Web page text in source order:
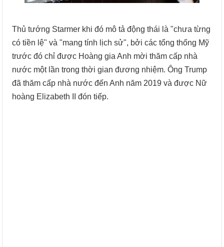
Thủ tướng Starmer khi đó mô tả động thái là "chưa từng
có tiền lệ" và "mang tính lịch sử", bởi các tổng thống Mỹ
trước đó chỉ được Hoàng gia Anh mời thăm cấp nhà
nước một lần trong thời gian đương nhiệm. Ông Trump
đã thăm cấp nhà nước đến Anh năm 2019 và được Nữ
hoàng Elizabeth II đón tiếp.